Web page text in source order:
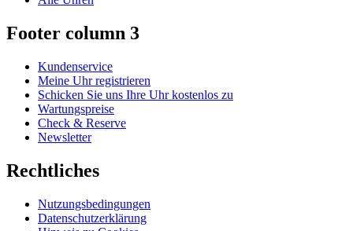
Footer column 3
Kundenservice
Meine Uhr registrieren
Schicken Sie uns Ihre Uhr kostenlos zu
Wartungspreise
Check & Reserve
Newsletter
Rechtliches
Nutzungsbedingungen
Datenschutzerklärung